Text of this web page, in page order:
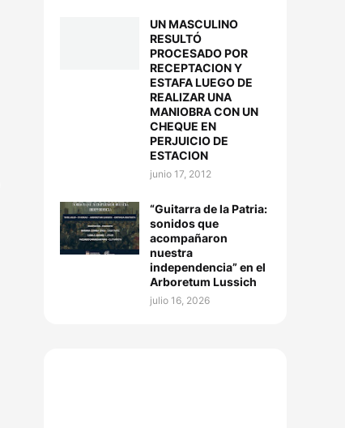
UN MASCULINO
RESULTÓ
PROCESADO POR
RECEPTACION Y
ESTAFA LUEGO DE
REALIZAR UNA
MANIOBRA CON UN
CHEQUE EN
PERJUICIO DE
ESTACION
junio 17, 2012
“Guitarra de la Patria:
sonidos que
acompañaron
nuestra
independencia” en el
Arboretum Lussich
julio 16, 2026